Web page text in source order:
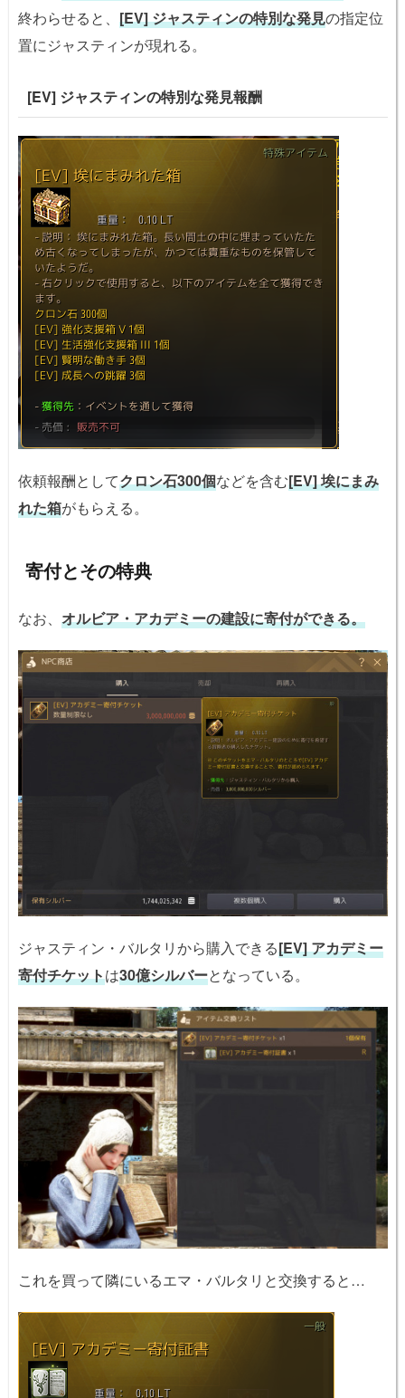
終わらせると、 [EV] ジャスティンの特別な発見の指定位
置にジャスティンが現れる。
[EV] ジャスティンの特別な発見報酬
依頼報酬としてクロン石300個などを含む[EV] 埃にまみ
れた箱がもらえる。
寄付とその特典
なお、 オルビア・アカデミーの建設に寄付ができる。
ジャスティン・バルタリから購入できる[EV] アカデミー
寄付チケットは30億シルバーとなっている。
これを買って隣にいるエマ・バルタリと交換すると…